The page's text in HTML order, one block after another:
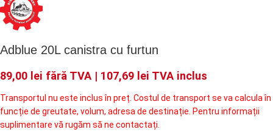
Adblue 20L canistra cu furtun
89,00 lei fără TVA | 107,69 lei TVA inclus
Transportul nu este inclus în preț. Costul de transport se va calcula în
funcție de greutate, volum, adresa de destinație. Pentru informații
suplimentare vă rugăm să ne contactați.